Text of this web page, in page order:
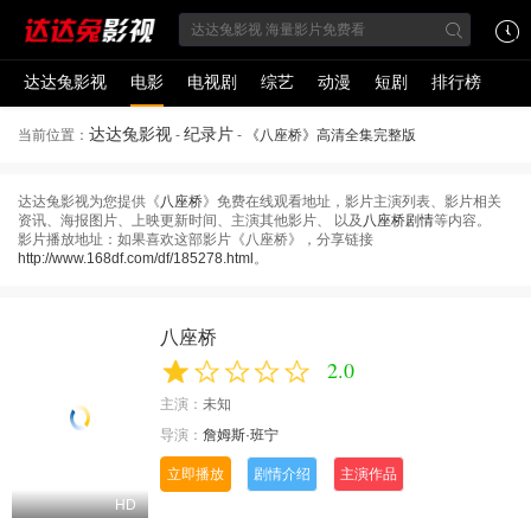
达达兔影视 电影 电视剧 综艺 动漫 短剧 排行榜
当前位置： 达达兔影视 - 纪录片 - 《八座桥》高清全集完整版
达达兔影视为您提供《八座桥》免费在线观看地址，影片主演列表、影片相关
资讯、海报图片、上映更新时间、主演其他影片、 以及 八座桥剧情等内容。
影片播放地址：如果喜欢这部影片《八座桥》，分享链接
http://www.168df.com/df/185278.html 。
HD
八座桥
2.0
主演： 未知
导演： 詹姆斯·班宁
立即播放 剧情介绍 主演作品